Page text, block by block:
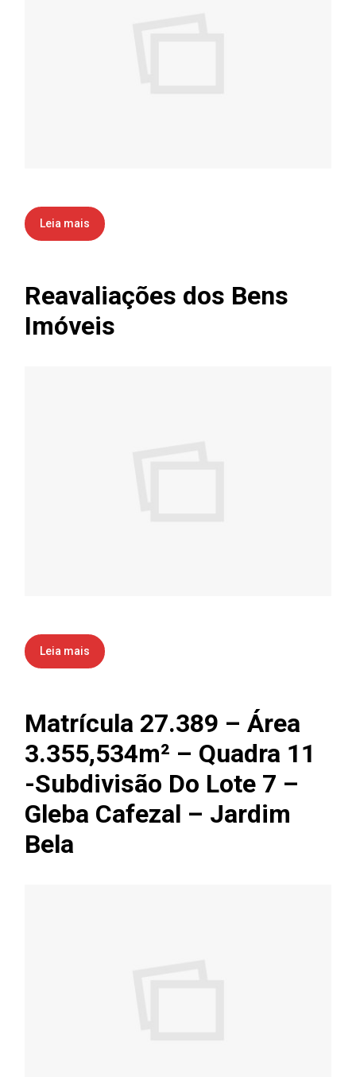
Leia mais
Reavaliações dos Bens
Imóveis
Leia mais
Matrícula 27.389 – Área
3.355,534m² – Quadra 11
-Subdivisão Do Lote 7 –
Gleba Cafezal – Jardim
Bela